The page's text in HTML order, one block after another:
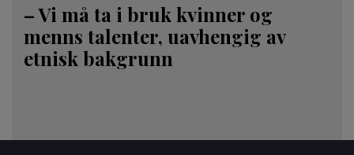
– Vi må ta i bruk kvinner og
menns talenter, uavhengig av
etnisk bakgrunn